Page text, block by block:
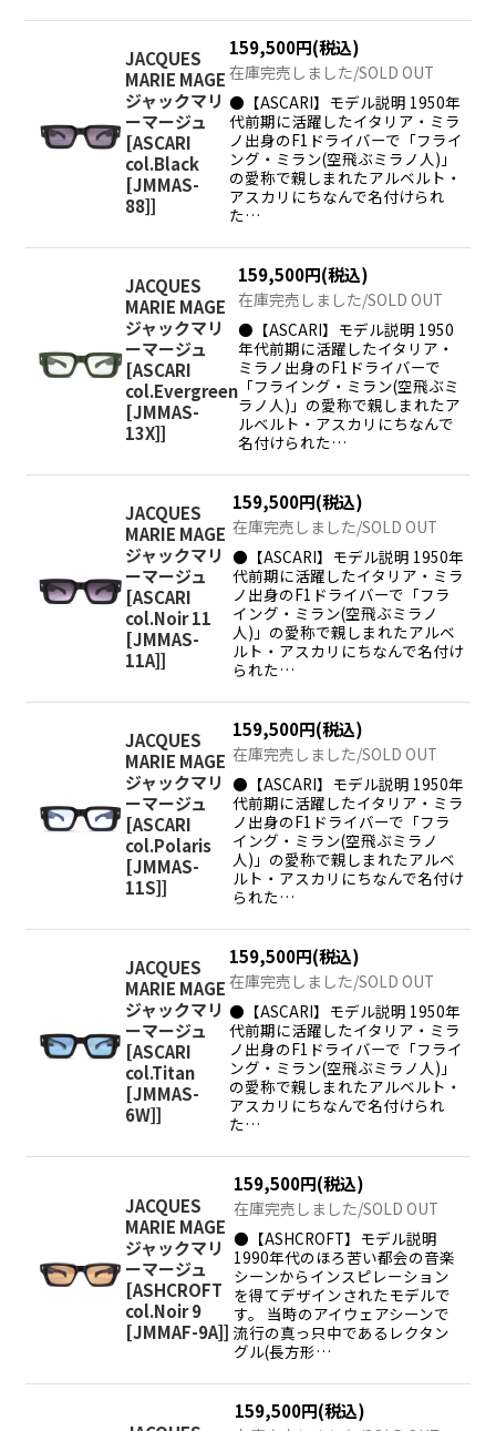
JACQUES
MARIE MAGE
ジャックマリ
ーマージュ
[ASCARI
col.Black
[JMMAS-
88]]
159,500円(税込)
在庫完売しました/SOLD OUT
●【ASCARI】モデル説明 1950年
代前期に活躍したイタリア・ミラ
ノ出身のF1ドライバーで「フライ
ング・ミラン(空飛ぶミラノ人)」
の愛称で親しまれたアルベルト・
アスカリにちなんで名付けられ
た…
JACQUES
MARIE MAGE
ジャックマリ
ーマージュ
[ASCARI
col.Evergreen
[JMMAS-
13X]]
159,500円(税込)
在庫完売しました/SOLD OUT
●【ASCARI】モデル説明 1950
年代前期に活躍したイタリア・
ミラノ出身のF1ドライバーで
「フライング・ミラン(空飛ぶミ
ラノ人)」の愛称で親しまれたア
ルベルト・アスカリにちなんで
名付けられた…
JACQUES
MARIE MAGE
ジャックマリ
ーマージュ
[ASCARI
col.Noir 11
[JMMAS-
11A]]
159,500円(税込)
在庫完売しました/SOLD OUT
●【ASCARI】モデル説明 1950年
代前期に活躍したイタリア・ミラ
ノ出身のF1ドライバーで「フラ
イング・ミラン(空飛ぶミラノ
人)」の愛称で親しまれたアルベ
ルト・アスカリにちなんで名付け
られた…
JACQUES
MARIE MAGE
ジャックマリ
ーマージュ
[ASCARI
col.Polaris
[JMMAS-
11S]]
159,500円(税込)
在庫完売しました/SOLD OUT
●【ASCARI】モデル説明 1950年
代前期に活躍したイタリア・ミラ
ノ出身のF1ドライバーで「フラ
イング・ミラン(空飛ぶミラノ
人)」の愛称で親しまれたアルベ
ルト・アスカリにちなんで名付け
られた…
JACQUES
MARIE MAGE
ジャックマリ
ーマージュ
[ASCARI
col.Titan
[JMMAS-
6W]]
159,500円(税込)
在庫完売しました/SOLD OUT
●【ASCARI】モデル説明 1950年
代前期に活躍したイタリア・ミラ
ノ出身のF1ドライバーで「フライ
ング・ミラン(空飛ぶミラノ人)」
の愛称で親しまれたアルベルト・
アスカリにちなんで名付けられ
た…
JACQUES
MARIE MAGE
ジャックマリ
ーマージュ
[ASHCROFT
col.Noir 9
[JMMAF-9A]]
159,500円(税込)
在庫完売しました/SOLD OUT
●【ASHCROFT】モデル説明
1990年代のほろ苦い都会の音楽
シーンからインスピレーション
を得てデザインされたモデルで
す。 当時のアイウェアシーンで
流行の真っ只中であるレクタン
グル(長方形…
159,500円(税込)